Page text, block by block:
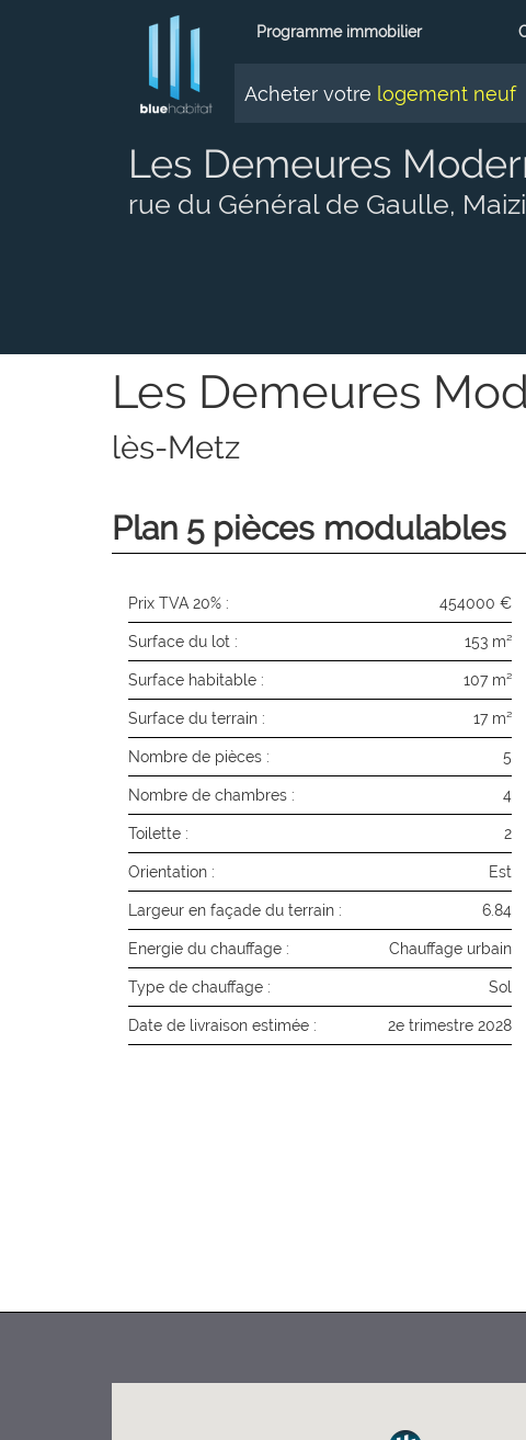
Programme immobilier
Acheter votre logement neuf
Les Demeures
rue du Général de Gaulle,
Les Demeures
lès-Metz
Plan 5 pièces modulables
Prix TVA 20% : 454000 €
Surface du lot : 153 m²
Surface habitable : 107 m²
Surface du terrain : 17 m²
Nombre de pièces : 5
Nombre de chambres : 4
Toilette : 2
Orientation : Est
Largeur en façade du terrain : 6.84
Energie du chauffage : Chauffage urbain
Type de chauffage : Sol
Date de livraison estimée : 2e trimestre 2028